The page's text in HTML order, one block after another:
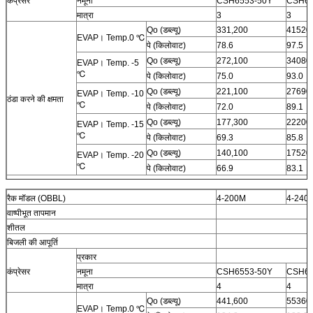
मात्रा
3 3
ठंडा करने की क्षमता
EVAP। Temp.0 ℃
Qo (डब्ल्यू) 331,200
पे (किलोवाट)
78.6
97.5
EVAP। Temp. -5
℃
Qo (डब्ल्यू) 272,100
पे (किलोवाट)
75.0
93.0
EVAP। Temp. -10
℃
Qo (डब्ल्यू) 221,100
पे (किलोवाट)
72.0
89.1
EVAP। Temp. -15
℃
Qo (डब्ल्यू) 177,300
पे (किलोवाट)
69.3
85.8
EVAP। Temp. -20
℃
Qo (डब्ल्यू) 140,100
पे (किलोवाट)
66.9
83.1
रैक मॉडल (OBBL)
4-200M
4-
वाष्पीभूत तापमान
शीतल
बिजली की आपूर्ति
कंप्रेसर
प्रकार
नमूना
CSH6553-50Y
मात्रा
4 4
EVAP। Temp.0 ℃
Qo (डब्ल्यू) 441,600